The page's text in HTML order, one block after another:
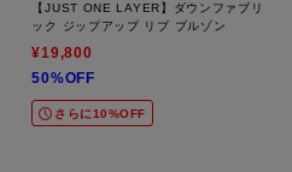
【JUST ONE LAYER】ダウンファブリ
ック ジップアップ リブ ブルゾン
¥19,800
50%OFF
さらに10%OFF